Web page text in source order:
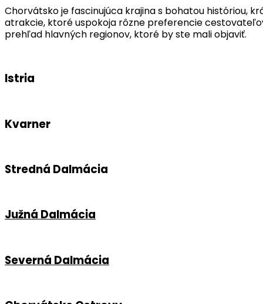
Chorvátsko je fascinujúca krajina s bohatou históriou,
atrakcie, ktoré uspokoja rôzne preferencie
prehľad hlavných regionov, ktoré by ste mali objaviť.
Istria
Kvarner
Stredná Dalmácia
Južná Dalmácia
Severná Dalmácia